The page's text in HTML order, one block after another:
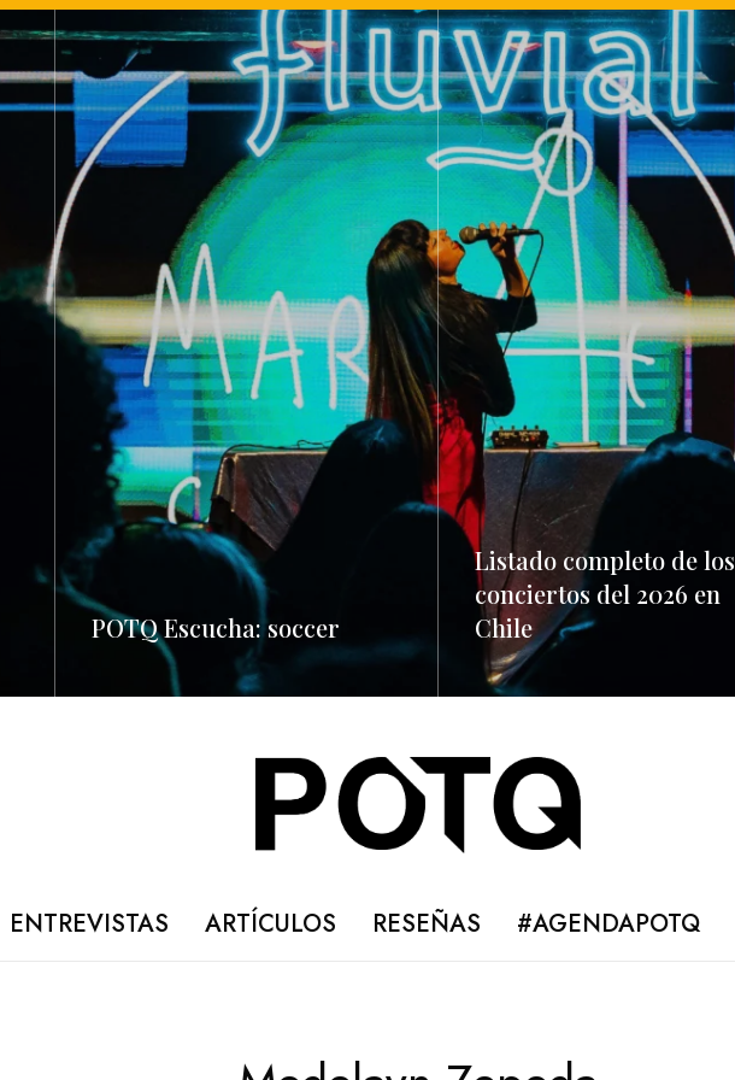
POTQ Escucha: soccer
Listado completo de los
conciertos del 2026 en
Chile
READ MORE
ENTREVISTAS ARTÍCULOS RESEÑAS #AGENDAPOTQ